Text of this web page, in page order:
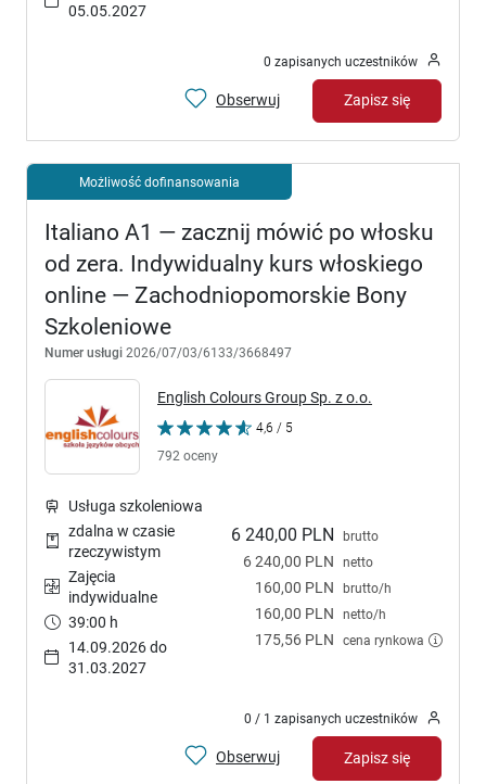
05.05.2027
0 zapisanych uczestników
Obserwuj Zapisz się
Możliwość dofinansowania
Italiano A1 — zacznij mówić po włosku
od zera. Indywidualny kurs włoskiego
online — Zachodniopomorskie Bony
Szkoleniowe
Numer usługi 2026/07/03/6133/3668497
English Colours Group Sp. z o.o.
4,6 / 5
792 oceny
6 240,00 PLN brutto
6 240,00 PLN netto
160,00 PLN brutto/h
160,00 PLN netto/h
175,56 PLN cena rynkowa
Usługa szkoleniowa
zdalna w czasie
rzeczywistym
Zajęcia
indywidualne
39:00 h
14.09.2026 do
31.03.2027
0 / 1 zapisanych uczestników
Obserwuj Zapisz się